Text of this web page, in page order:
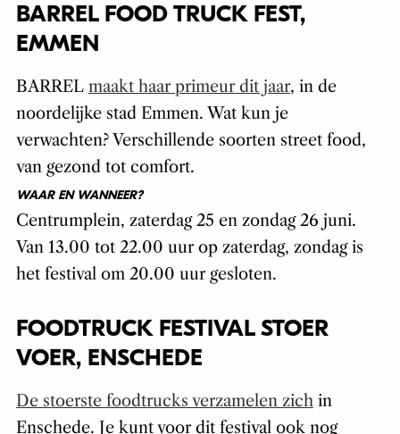
BARREL FOOD TRUCK FEST,
EMMEN
BARREL maakt haar primeur dit jaar, in de
noordelijke stad Emmen. Wat kun je
verwachten? Verschillende soorten street food,
van gezond tot comfort.
WAAR EN WANNEER?
Centrumplein, zaterdag 25 en zondag 26 juni.
Van 13.00 tot 22.00 uur op zaterdag, zondag is
het festival om 20.00 uur gesloten.
FOODTRUCK FESTIVAL STOER
VOER, ENSCHEDE
De stoerste foodtrucks verzamelen zichin
Enschede. Je kunt voor dit festival ook nog